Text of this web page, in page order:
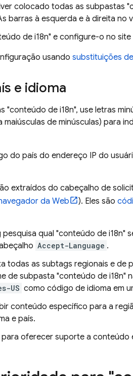
tiver colocado todas as subpastas
barras à esquerda e à direita no
de i18n" e configure-o no
usando substituições
e idioma
"conteúdo de i18n", use letras
maiúsculas de minúsculas) para
do país do endereço IP do
extraídos do cabeçalho de
da Web
). Eles são
pesquisa qual "conteúdo de i18n"
Accept-Language .
todas as subtags regionais e de
de subpasta "conteúdo de
US como código de idioma em
conteúdo específico para a
e país.
para oferecer suporte a